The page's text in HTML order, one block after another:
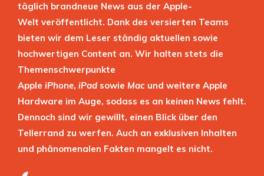
täglich brandneue News aus der Apple-
Welt veröffentlicht. Dank des versierten Teams
bieten wir dem Leser ständig aktuellen sowie
hochwertigen Content an. Wir halten stets die
Themenschwerpunkte
Apple iPhone, iPad sowie Mac und weitere Apple
Hardware im Auge, sodass es an keinen News fehlt.
Dennoch sind wir gewillt, einen Blick über den
Tellerrand zu werfen. Auch an exklusiven Inhalten
und phänomenalen Fakten mangelt es nicht.